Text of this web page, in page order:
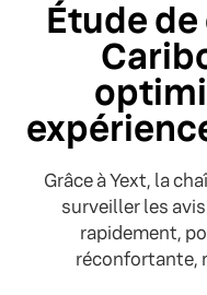
Étude de
Grâce à Yext, la
surveiller les
rapidement,
réconfortante,